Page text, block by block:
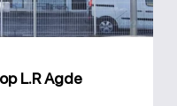
L.R Agde